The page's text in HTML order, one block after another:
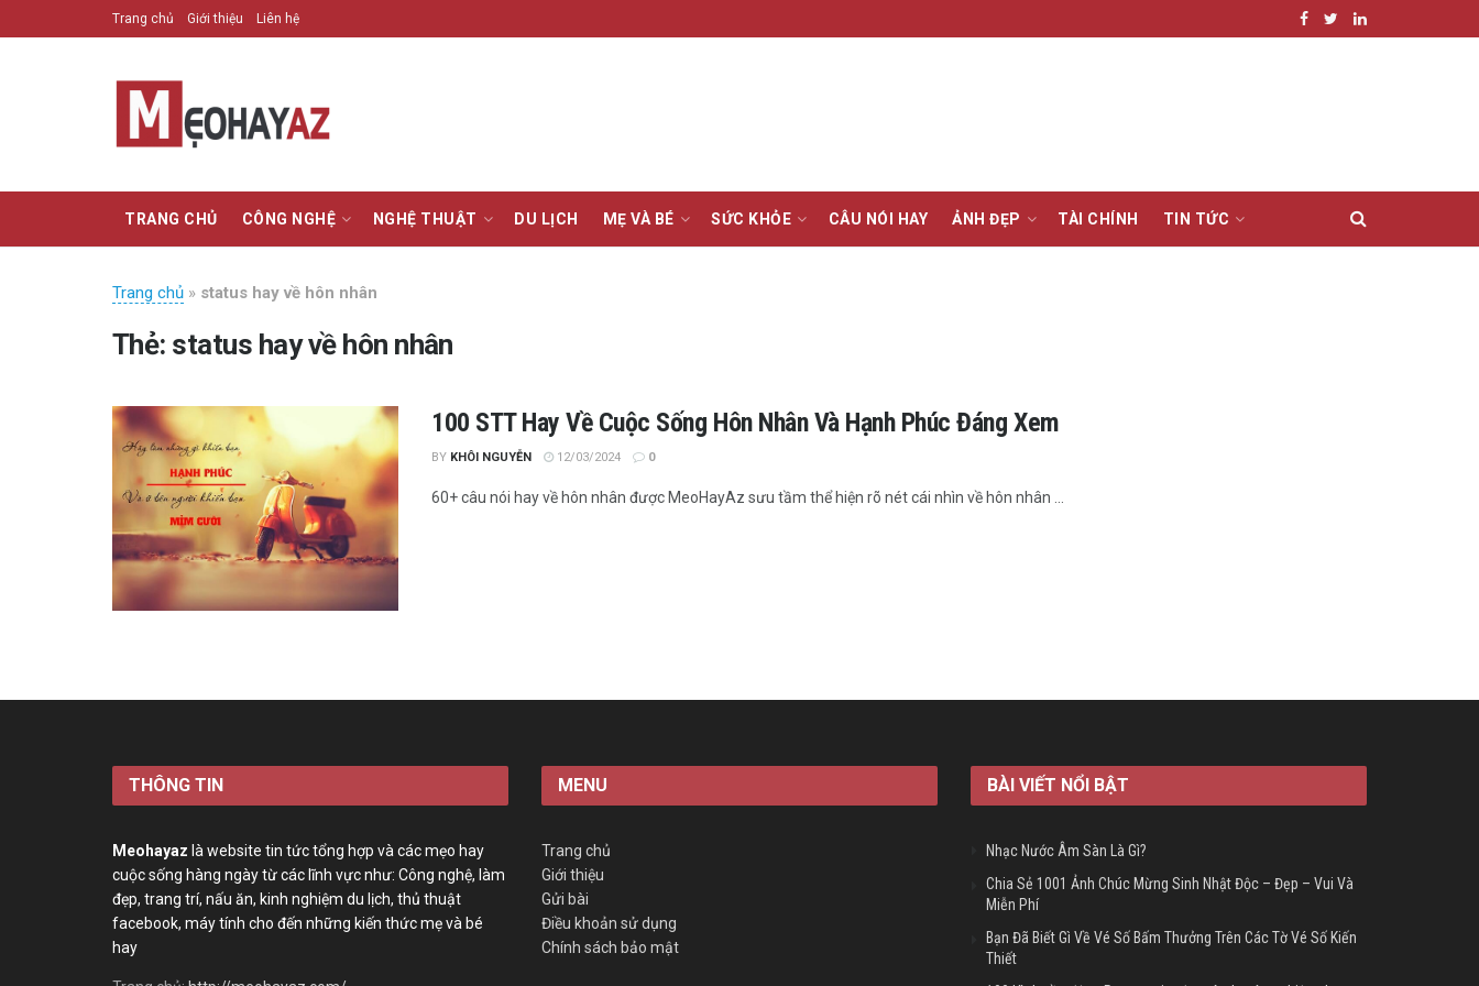
Trang chủ Giới thiệu Liên hệ
TRANG CHỦ CÔNG NGHỆ NGHỆ THUẬT DU LỊCH MẸ VÀ BÉ SỨC KHỎE CÂU NÓI HAY ẢNH ĐẸP TÀI CHÍNH TIN TỨC
Trang chủ » status hay về hôn nhân
Thẻ: status hay về hôn nhân
100 STT Hay Về Cuộc Sống Hôn Nhân Và Hạnh Phúc Đáng Xem
BY KHÔI NGUYỄN 12/03/2024 0
60+ câu nói hay về hôn nhân được MeoHayAz sưu tầm thể hiện rõ nét cái nhìn về hôn nhân ...
THÔNG TIN
Meohayaz là website tin tức tổng hợp và các mẹo hay
cuộc sống hàng ngày từ các lĩnh vực như: Công nghệ, làm
đẹp, trang trí, nấu ăn, kinh nghiệm du lịch, thủ thuật
facebook, máy tính cho đến những kiến thức mẹ và bé
hay
MENU
Trang chủ
Giới thiệu
Gửi bài
Điều khoản sử dụng
Chính sách bảo mật
BÀI VIẾT NỔI BẬT
Nhạc Nước Âm Sàn Là Gì?
Chia Sẻ 1001 Ảnh Chúc Mừng Sinh Nhật Độc – Đẹp – Vui Và
Miễn Phí
Bạn Đã Biết Gì Về Vé Số Bấm Thưởng Trên Các Tờ Vé Số Kiến
Thiết